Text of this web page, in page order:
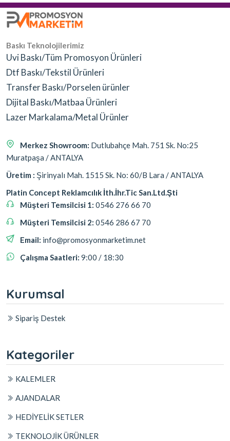
Baskı Teknolojilerimiz
Uvi Baskı/Tüm Promosyon Ürünleri
Dtf Baskı/Tekstil Ürünleri
Transfer Baskı/Porselen ürünler
Dijital Baskı/Matbaa Ürünleri
Lazer Markalama/Metal Ürünler
Merkez Showroom: Dutlubahçe Mah. 751 Sk. No:25
Muratpaşa / ANTALYA
Üretim : Şirinyalı Mah. 1515 Sk. No: 60/B Lara / ANTALYA
Platin Concept Reklamcılık İth.İhr.Tic San.Ltd.Şti
Müşteri Temsilcisi 1: 0546 276 66 70
Müşteri Temsilcisi 2: 0546 286 67 70
Email: info@promosyonmarketim.net
Çalışma Saatleri: 9:00 / 18:30
Kurumsal
Sipariş Destek
Kategoriler
KALEMLER
AJANDALAR
HEDİYELİK SETLER
TEKNOLOJİK ÜRÜNLER